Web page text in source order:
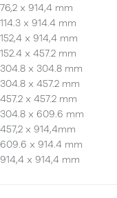
76,2 x 914,4 mm
114.3 x 914.4 mm
152,4 x 914,4 mm
152.4 x 457.2 mm
304.8 x 304.8 mm
304.8 x 457.2 mm
457.2 x 457.2 mm
304.8 x 609.6 mm
457,2 x 914,4mm
609.6 x 914.4 mm
914,4 x 914,4 mm